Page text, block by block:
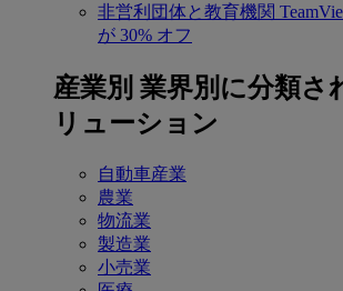
非営利団体と教育機関
が 30% オフ
産業別 業界別に分類さ
リューション
自動車産業
農業
物流業
製造業
小売業